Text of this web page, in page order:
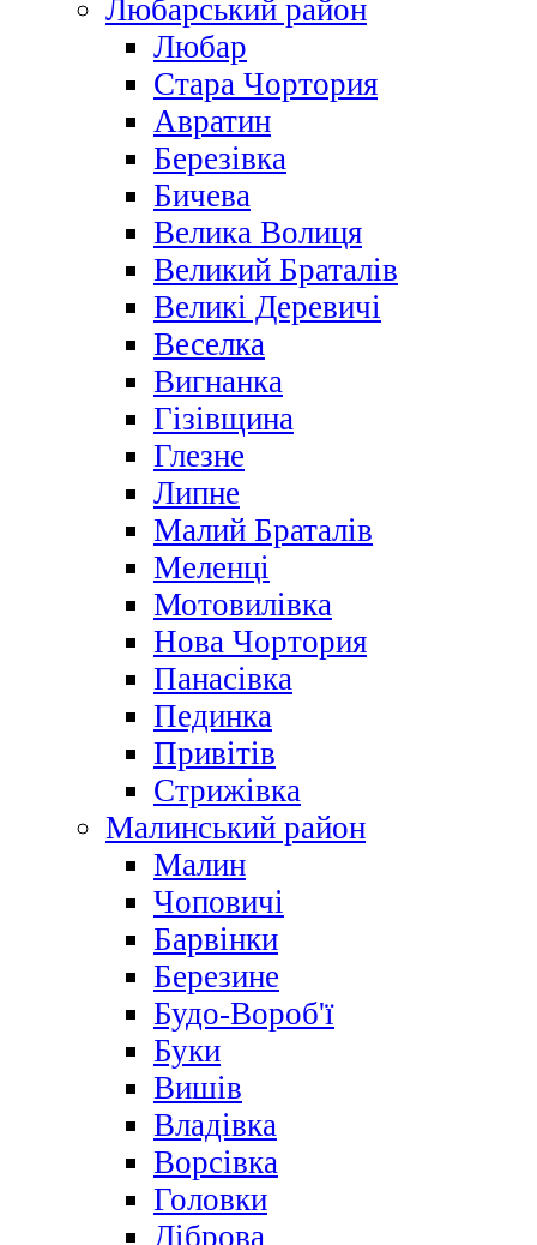
Любарський район
Любар
Стара Чортория
Авратин
Березівка
Бичева
Велика Волиця
Великий Браталів
Великі Деревичі
Веселка
Вигнанка
Гізівщина
Глезне
Липне
Малий Браталів
Меленці
Мотовилівка
Нова Чортория
Панасівка
Пединка
Привітів
Стрижівка
Малинський район
Малин
Чоповичі
Барвінки
Березине
Будо-Вороб'ї
Буки
Вишів
Владівка
Ворсівка
Головки
Діброва